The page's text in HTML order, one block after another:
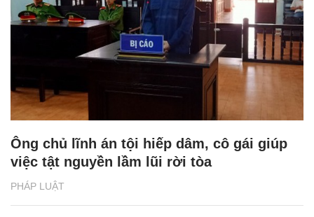
PHÁP LUẬT
Ông chủ lĩnh án tội hiếp dâm, cô gái giúp
việc tật nguyền lầm lũi rời tòa